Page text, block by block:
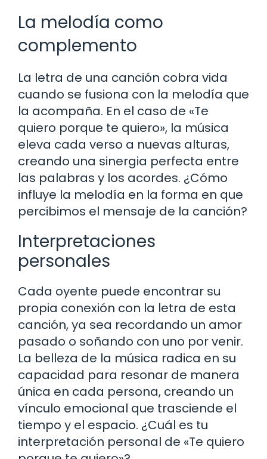
La melodía como
complemento
La letra de una canción cobra vida
cuando se fusiona con la melodía que
la acompaña. En el caso de «Te
quiero porque te quiero», la música
eleva cada verso a nuevas alturas,
creando una sinergia perfecta entre
las palabras y los acordes. ¿Cómo
influye la melodía en la forma en que
percibimos el mensaje de la canción?
Interpretaciones
personales
Cada oyente puede encontrar su
propia conexión con la letra de esta
canción, ya sea recordando un amor
pasado o soñando con uno por venir.
La belleza de la música radica en su
capacidad para resonar de manera
única en cada persona, creando un
vínculo emocional que trasciende el
tiempo y el espacio. ¿Cuál es tu
interpretación personal de «Te quiero